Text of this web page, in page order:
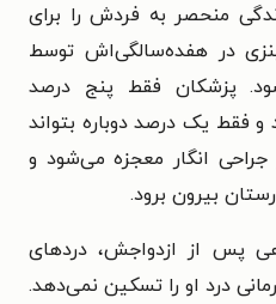
منحصر به فردش را برای
در هفده‌سالگی‌اش توسط
پزشکان فقط پنج درصد
و فقط یک درصد دوباره بتواند
انگار معجزه می‌شود و
بیرون برود.
پس از ازدواجش، دردهای
درد او را تسکین نمی‌دهد.